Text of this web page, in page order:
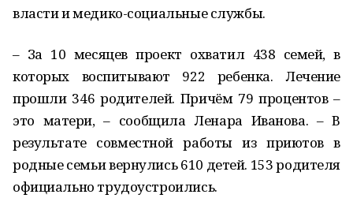
власти и медико-социальные службы.
– За 10 месяцев проект охватил 438 семей, в
которых воспитывают 922 ребенка. Лечение
прошли 346 родителей. Причём 79 процентов –
это матери, – сообщила Ленара Иванова. – В
результате совместной работы из приютов в
родные семьи вернулись 610 детей. 153 родителя
официально трудоустроились.